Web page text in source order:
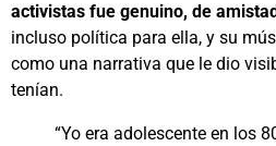
activistas fue genuino, de
incluso política para ella, y su
como una narrativa que le dio
tenían.
“Yo era adolescente en los